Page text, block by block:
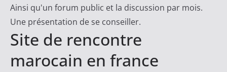
Ainsi qu'un forum public et la discussion par mois.
Une présentation de se conseiller.
Site de rencontre
marocain en france